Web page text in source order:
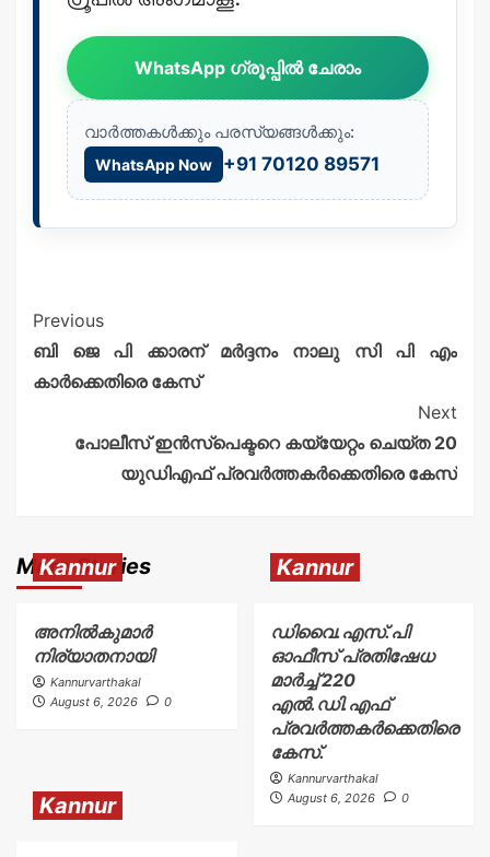
WhatsApp ഗ്രൂപ്പിൽ ചേരാം
വാർത്തകൾക്കും പരസ്യങ്ങൾക്കും:
WhatsApp Now +91 70120 89571
Previous
ബി ജെ പി ക്കാരന് മർദ്ദനം നാലു സി പി എം
കാർക്കെതിരെ കേസ്
Next
പോലീസ് ഇൻസ്പെക്ടറെ കയ്യേറ്റം ചെയ്ത 20
യുഡിഎഫ് പ്രവർത്തകർക്കെതിരെ കേസ്
More Stories
Kannur
അനിൽകുമാർ
നിര്യാതനായി
Kannurvarthakal
August 6, 2026
0
Kannur
ഡിവൈ.എസ്.പി
ഓഫീസ് പ്രതിഷേധ
മാർച്ച് 220
എൽ.ഡി.എഫ്
പ്രവർത്തകർക്കെതിരെ
കേസ്.
Kannurvarthakal
August 6, 2026
0
Kannur